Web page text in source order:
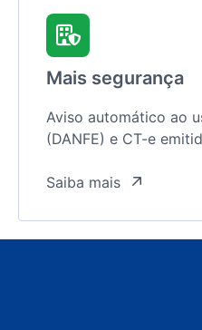
Mais segurança
Aviso automático ao
(DANFE) e CT-e
Saiba mais